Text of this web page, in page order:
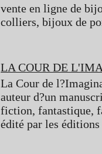
vente en ligne de
colliers, bijoux de
LA COUR DE
La Cour de
auteur d?un
fiction, fantastique,
édité par les